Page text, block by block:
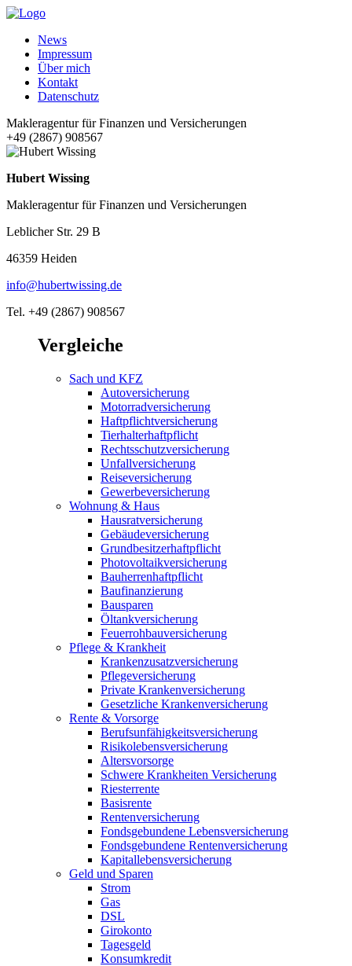
News
Impressum
Über mich
Kontakt
Datenschutz
Makleragentur für Finanzen und Versicherungen
+49 (2867) 908567
Hubert Wissing
Makleragentur für Finanzen und Versicherungen
Leblicher Str. 29 B
46359 Heiden
info@hubertwissing.de
Tel. +49 (2867) 908567
Vergleiche
Sach und KFZ
Autoversicherung
Motorradversicherung
Haftpflichtversicherung
Tierhalterhaftpflicht
Rechtsschutzversicherung
Unfallversicherung
Reiseversicherung
Gewerbeversicherung
Wohnung & Haus
Hausratversicherung
Gebäudeversicherung
Grundbesitzerhaftpflicht
Photovoltaikversicherung
Bauherrenhaftpflicht
Baufinanzierung
Bausparen
Öltankversicherung
Feuerrohbauversicherung
Pflege & Krankheit
Krankenzusatzversicherung
Pflegeversicherung
Private Krankenversicherung
Gesetzliche Krankenversicherung
Rente & Vorsorge
Berufs­unfähigkeitsversicherung
Risikolebensversicherung
Altersvorsorge
Schwere Krankheiten Versicherung
Riesterrente
Basisrente
Rentenversicherung
Fondsgebundene Lebensversicherung
Fondsgebundene Rentenversicherung
Kapitallebensversicherung
Geld und Sparen
Strom
Gas
DSL
Girokonto
Tagesgeld
Konsumkredit